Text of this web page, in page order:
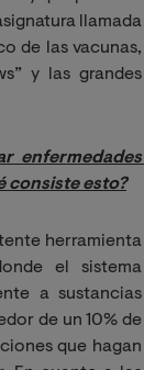
llamada
de las vacunas,
y las grandes
enfermedades
consiste esto?
herramienta
el sistema
a sustancias
de un 10% de
que hagan